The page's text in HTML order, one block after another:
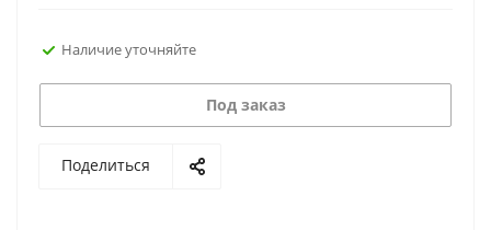
энергопотреблению компрессоры активно
автоматическая система контроля позволяет им
долгое время работать в бесперебойном режиме.
Наличие уточняйте
Под заказ
Поделиться